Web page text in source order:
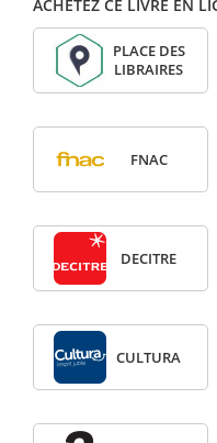
ACHETEZ CE LIVRE EN
PLACE DES
LIBRAIRES
FNAC
DECITRE
CULTURA